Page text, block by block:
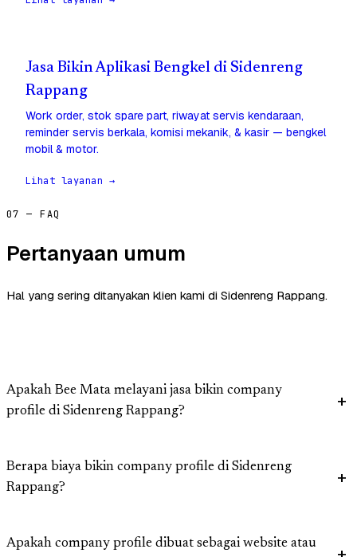
Jasa Bikin Aplikasi Bengkel di Sidenreng
Rappang
Work order, stok spare part, riwayat servis kendaraan,
reminder servis berkala, komisi mekanik, & kasir — bengkel
mobil & motor.
Lihat layanan →
07 — FAQ
Pertanyaan umum
Hal yang sering ditanyakan klien kami di Sidenreng Rappang.
Apakah Bee Mata melayani jasa bikin company
profile di Sidenreng Rappang?
Berapa biaya bikin company profile di Sidenreng
Rappang?
Apakah company profile dibuat sebagai website atau